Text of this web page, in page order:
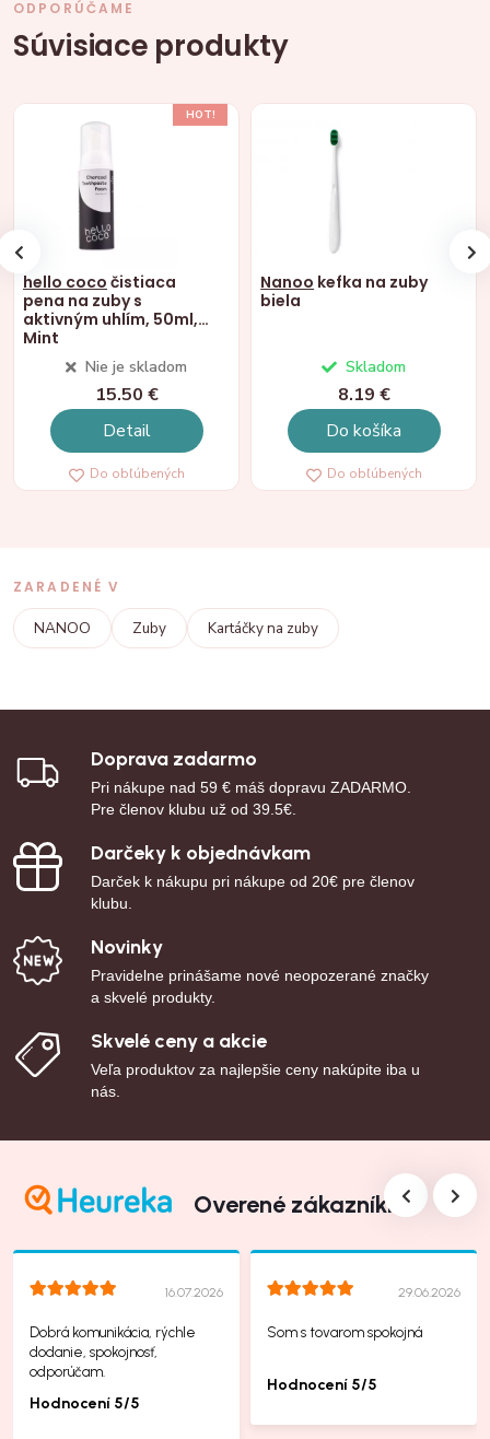
ODPORÚČAME
Súvisiace produkty
HOT!
hello coco čistiaca
pena na zuby s
aktivným uhlím, 50ml,
Mint
Nie je skladom
15.50 €
Detail
Do obľúbených
Nanoo kefka na zuby
biela
Skladom
8.19 €
Do košíka
Do obľúbených
ZARADENÉ V
NANOO Zuby Kartáčky na zuby
Doprava zadarmo
Pri nákupe nad 59 € máš dopravu ZADARMO.
Pre členov klubu už od 39.5€.
Darčeky k objednávkam
Darček k nákupu pri nákupe od 20€ pre členov
klubu.
Novinky
Pravidelne prinášame nové neopozerané značky
a skvelé produkty.
Skvelé ceny a akcie
Veľa produktov za najlepšie ceny nakúpite iba u
nás.
Overené zákazníkmi
16.07.2026
Dobrá komunikácia, rýchle
dodanie, spokojnosť,
odporúčam.
Hodnocení 5/5
29.06.2026
Som s tovarom spokojná
Hodnocení 5/5